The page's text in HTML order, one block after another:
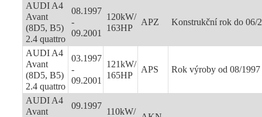
AUDI A4
Avant
(8D5, B5)
2.4 quattro
08.1997
-
09.2001
120kW/
163HP
APZ Konstrukční rok do 06/
AUDI A4
Avant
(8D5, B5)
2.4 quattro
03.1997
-
09.2001
121kW/
165HP
APS Rok výroby od 08/1997
AUDI A4
Avant
09.1997
110kW/